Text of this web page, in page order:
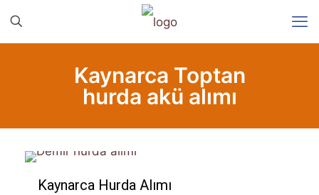
Kaynarca Toptan
hurda akü alımı
Kaynarca Hurda Alımı